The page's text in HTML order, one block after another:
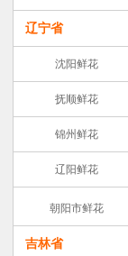
辽宁省
沈阳鲜花
抚顺鲜花
锦州鲜花
辽阳鲜花
朝阳市鲜花
吉林省